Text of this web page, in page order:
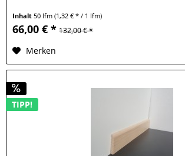
Inhalt50 lfm(1,32 € * / 1 lfm)
66,00 € * 132,00 € *
Merken
TIPP!